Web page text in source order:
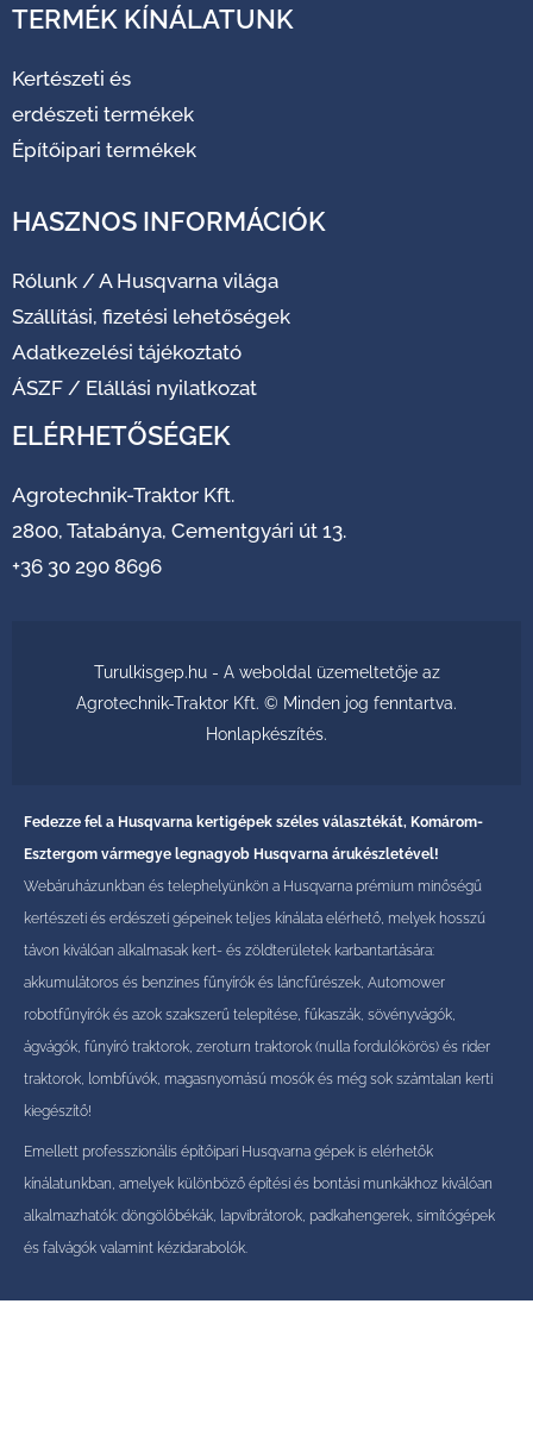
TERMÉK KÍNÁLATUNK
Kertészeti és
erdészeti termékek
Építőipari termékek
HASZNOS INFORMÁCIÓK
Rólunk / A Husqvarna világa
Szállítási, fizetési lehetőségek
Adatkezelési tájékoztató
ÁSZF / Elállási nyilatkozat
ELÉRHETŐSÉGEK
Agrotechnik-Traktor Kft.
2800, Tatabánya, Cementgyári út 13.
+36 30 290 8696
Turulkisgep.hu - A weboldal üzemeltetője az
Agrotechnik-Traktor Kft. © Minden jog fenntartva.
Honlapkészítés.
Fedezze fel a Husqvarna kertigépek széles választékát, Komárom-
Esztergom vármegye legnagyob Husqvarna árukészletével!
Webáruházunkban és telephelyünkön a Husqvarna prémium minőségű
kertészeti és erdészeti gépeinek teljes kínálata elérhető, melyek hosszú
távon kiválóan alkalmasak kert- és zöldterületek karbantartására:
akkumulátoros és benzines fűnyírók és láncfűrészek, Automower
robotfűnyírók és azok szakszerű telepítése, fűkaszák, sövényvágók,
ágvágók, fűnyíró traktorok, zeroturn traktorok (nulla fordulókörös) és rider
traktorok, lombfúvók, magasnyomású mosók és még sok számtalan kerti
kiegészítő!
Emellett professzionális építőipari Husqvarna gépek is elérhetők
kínálatunkban, amelyek különböző építési és bontási munkákhoz kiválóan
alkalmazhatók: döngölőbékák, lapvibrátorok, padkahengerek, simítógépek
és falvágók valamint kézidarabolók.